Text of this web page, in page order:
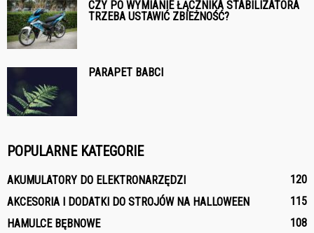
CZY PO WYMIANIE ŁĄCZNIKA STABILIZATORA
TRZEBA USTAWIĆ ZBIEŻNOŚĆ?
PARAPET BABCI
POPULARNE KATEGORIE
AKUMULATORY DO ELEKTRONARZĘDZI
120
AKCESORIA I DODATKI DO STROJÓW NA HALLOWEEN
115
HAMULCE BĘBNOWE
108